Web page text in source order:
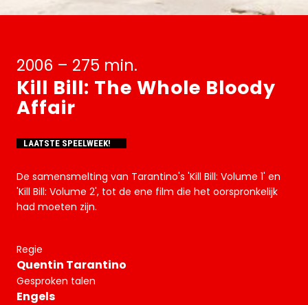
2006 – 275 min.
Kill Bill: The Whole Bloody
Affair
LAATSTE SPEELWEEK!
De samensmelting van Tarantino's 'Kill Bill: Volume 1' en
'Kill Bill: Volume 2', tot de ene film die het oorspronkelijk
had moeten zijn.
Regie
Quentin Tarantino
Gesproken talen
Engels